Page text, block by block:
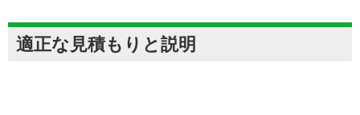
適正な見積もりと説明